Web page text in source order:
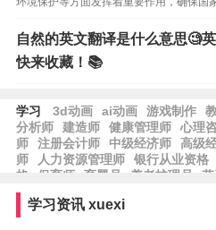
自然的英文翻译是什么意思🧐
快来收藏！📚
学习 3d动画 ai动画 游戏制作
分析师
建造师 健康管理师 心理
师
注册会计师 中级经济师 高级
师
人力资源管理师 银行从业资格
格
保育师 育婴员 养老护理员
格
学习资讯 xuexi